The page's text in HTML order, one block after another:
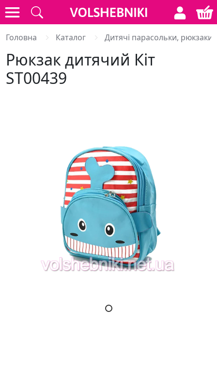
Головна Каталог Дитячі парасольки, рюкзаки,
Рюкзак дитячий Кіт
ST00439